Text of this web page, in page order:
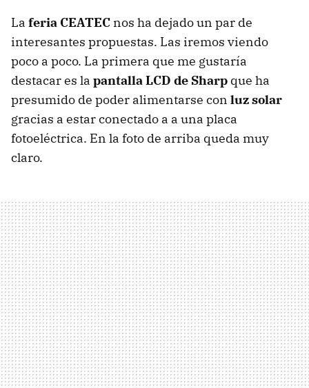
La feria CEATEC nos ha dejado un par de
interesantes propuestas. Las iremos viendo
poco a poco. La primera que me gustaría
destacar es la pantallaLCD de Sharp que ha
presumido de poder alimentarse con luz solar
gracias a estar conectado a a una placa
fotoeléctrica. En la foto de arriba queda muy
claro.